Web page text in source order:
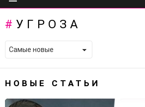
Меню
УГРОЗА
НОВЫЕ СТАТЬИ